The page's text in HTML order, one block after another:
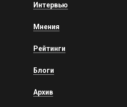
Интервью
Мнения
Рейтинги
Блоги
Архив